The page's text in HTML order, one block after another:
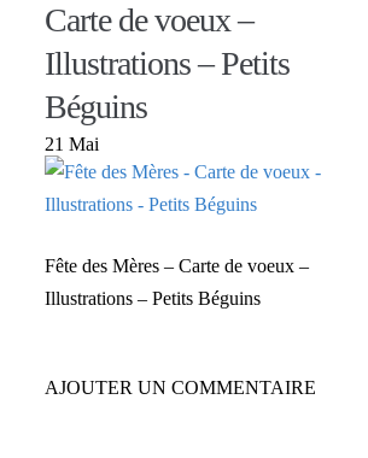
Carte de voeux –
Illustrations – Petits
Béguins
21 Mai
Fête des Mères – Carte de voeux –
Illustrations – Petits Béguins
AJOUTER UN COMMENTAIRE